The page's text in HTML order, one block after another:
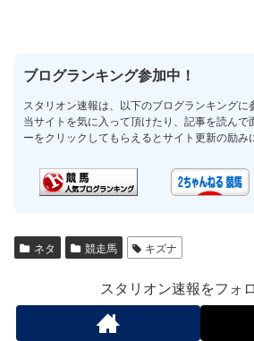
ブログランキング参加中！
スタリオン速報は、以下のブログランキングに
当サイトを気に入って頂けたり、記事を読んで
ーをクリックしてもらえるとサイト更新の励み
ネタ 競走馬 キズナ
スタリオン速報をフォ